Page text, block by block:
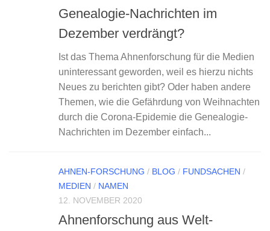
Genealogie-Nachrichten im
Dezember verdrängt?
Ist das Thema Ahnenforschung für die Medien
uninteressant geworden, weil es hierzu nichts
Neues zu berichten gibt? Oder haben andere
Themen, wie die Gefährdung von Weihnachten
durch die Corona-Epidemie die Genealogie-
Nachrichten im Dezember einfach...
AHNEN-FORSCHUNG / BLOG / FUNDSACHEN /
MEDIEN / NAMEN
12. NOVEMBER 2020
Ahnenforschung aus Welt-